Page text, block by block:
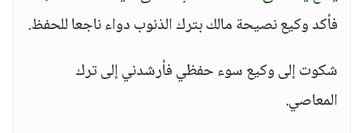
فأكد وكيع نصيحة مالك بترك الذنوب دواء ناجعا للحفظ.
شكوت إلى وكيع سوء حفظي فأرشدني إلى ترك
المعاصي.